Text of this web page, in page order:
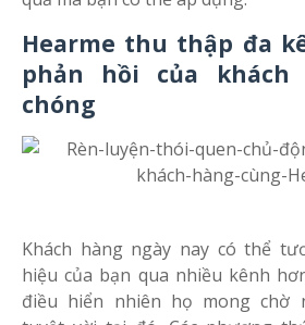
Hearme thu thập đa
phản hồi của khách
chóng
Khách hàng ngày nay có thể
hiệu của bạn qua nhiều kênh
điều hiển nhiên họ mong chờ